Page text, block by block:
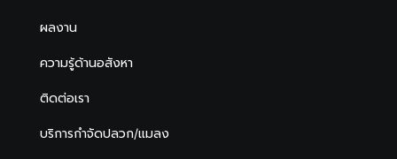
ผลงาน
ความรู้ด้านอสังหา
ติดต่อเรา
บริการกำจัดปลวก/แมลง